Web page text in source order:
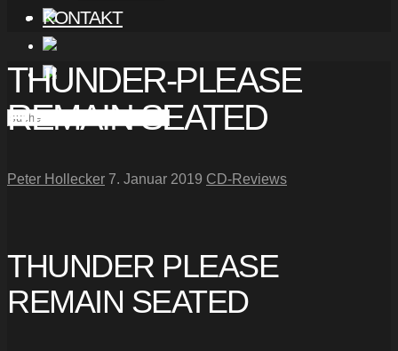
KONTAKT
THUNDER-PLEASE
REMAIN SEATED
Peter Hollecker 7. Januar 2019 CD-Reviews
THUNDER PLEASE
REMAIN SEATED